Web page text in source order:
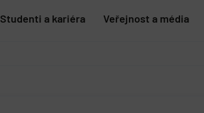
Studenti a kariéra Veřejnost a média